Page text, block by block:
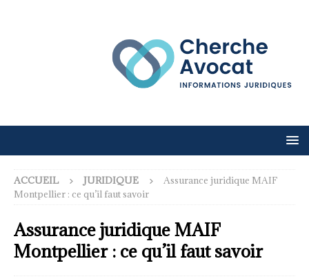
ACCUEIL JURIDIQUE
Assurance juridique MAIF
Montpellier : ce qu’il faut savoir
Assurance juridique MAIF
Montpellier : ce qu’il faut savoir